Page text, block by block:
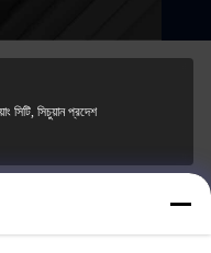
সিটি, সিচুয়ান প্রদেশ